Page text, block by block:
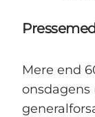
Mere end
onsdagens